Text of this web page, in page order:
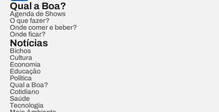
Qual a Boa?
Agenda de Shows
O que fazer?
Onde comer e beber?
Onde ficar?
Notícias
Bichos
Cultura
Economia
Educação
Política
Qual a Boa?
Cotidiano
Saúde
Tecnologia